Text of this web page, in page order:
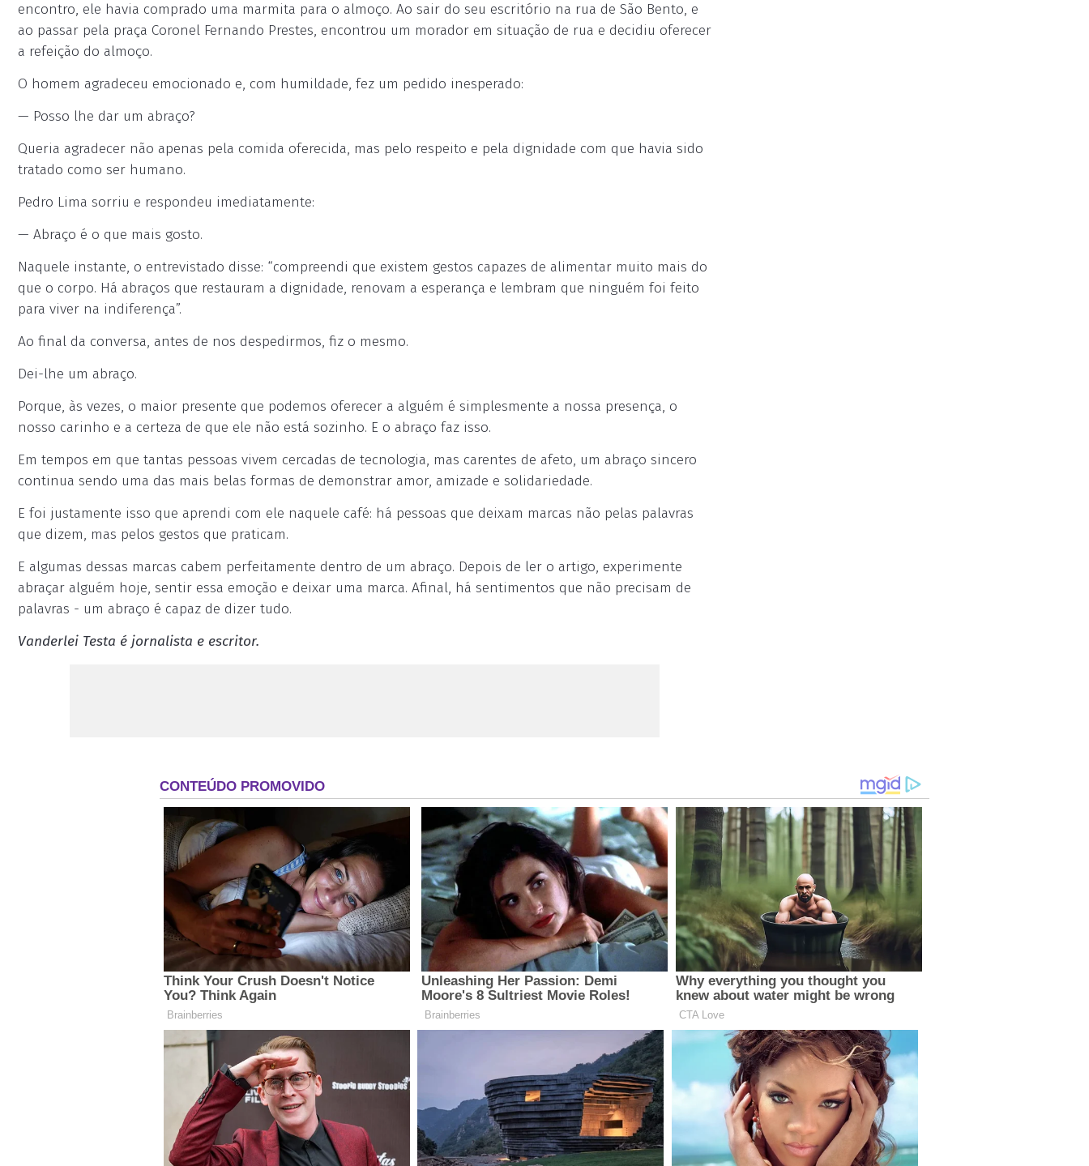
encontro, ele havia comprado uma marmita para o almoço. Ao sair do seu escritório na rua de São Bento, e
ao passar pela praça Coronel Fernando Prestes, encontrou um morador em situação de rua e decidiu oferecer
a refeição do almoço.
O homem agradeceu emocionado e, com humildade, fez um pedido inesperado:
— Posso lhe dar um abraço?
Queria agradecer não apenas pela comida oferecida, mas pelo respeito e pela dignidade com que havia sido
tratado como ser humano.
Pedro Lima sorriu e respondeu imediatamente:
— Abraço é o que mais gosto.
Naquele instante, o entrevistado disse: “compreendi que existem gestos capazes de alimentar muito mais do
que o corpo. Há abraços que restauram a dignidade, renovam a esperança e lembram que ninguém foi feito
para viver na indiferença”.
Ao final da conversa, antes de nos despedirmos, fiz o mesmo.
Dei-lhe um abraço.
Porque, às vezes, o maior presente que podemos oferecer a alguém é simplesmente a nossa presença, o
nosso carinho e a certeza de que ele não está sozinho. E o abraço faz isso.
Em tempos em que tantas pessoas vivem cercadas de tecnologia, mas carentes de afeto, um abraço sincero
continua sendo uma das mais belas formas de demonstrar amor, amizade e solidariedade.
E foi justamente isso que aprendi com ele naquele café: há pessoas que deixam marcas não pelas palavras
que dizem, mas pelos gestos que praticam.
E algumas dessas marcas cabem perfeitamente dentro de um abraço. Depois de ler o artigo, experimente
abraçar alguém hoje, sentir essa emoção e deixar uma marca. Afinal, há sentimentos que não precisam de
palavras - um abraço é capaz de dizer tudo.
Vanderlei Testa é jornalista e escritor.